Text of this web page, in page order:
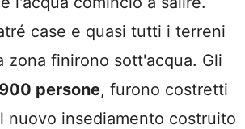
case e quasi tutti i terreni
zona finirono sott'acqua. Gli
900 persone, furono costretti
nuovo insediamento costruito